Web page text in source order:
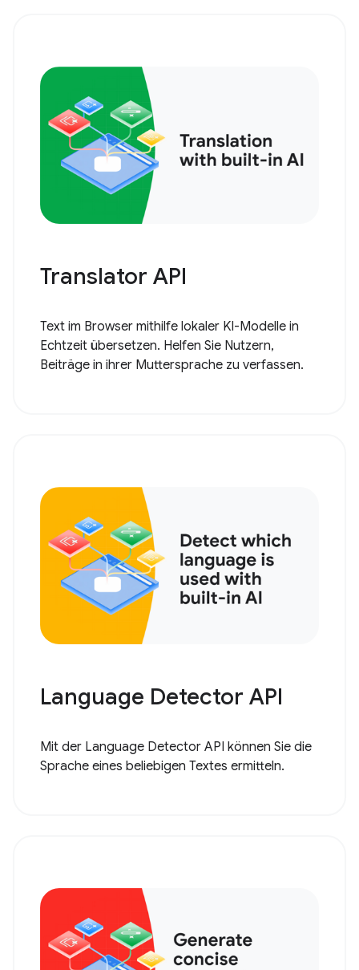
Translator API
Text im Browser mithilfe lokaler KI-Modelle in
Echtzeit übersetzen. Helfen Sie Nutzern,
Beiträge in ihrer Muttersprache zu verfassen.
Language Detector API
Mit der Language Detector API können Sie die
Sprache eines beliebigen Textes ermitteln.